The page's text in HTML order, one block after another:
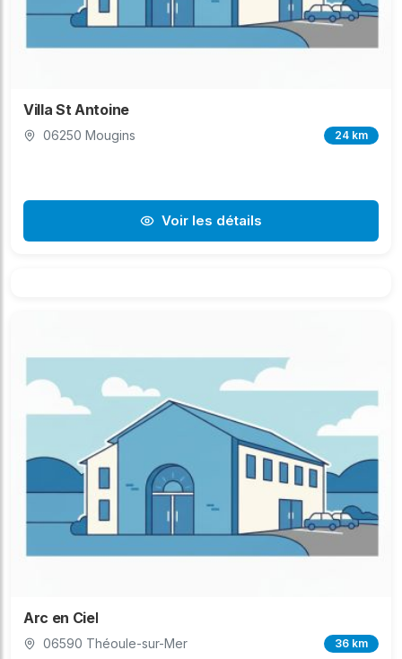
Villa St Antoine
06250 Mougins 24 km
Voir les détails
Arc en Ciel
06590 Théoule-sur-Mer 36 km